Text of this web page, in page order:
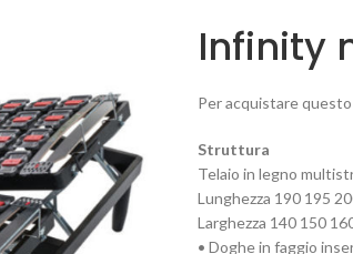
Infinity
Per acquistare
Struttura
Telaio in legno
Lunghezza 190 195
Larghezza 140 150
• Doghe in faggio